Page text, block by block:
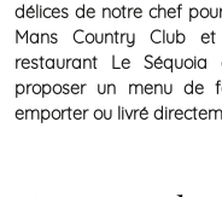
délices de notre chef
Mans Country Club
restaurant Le
proposer un menu de
emporter ou livré